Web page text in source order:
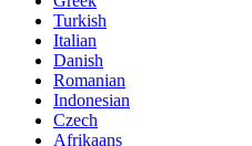
Turkish
Italian
Danish
Romanian
Indonesian
Czech
Afrikaans